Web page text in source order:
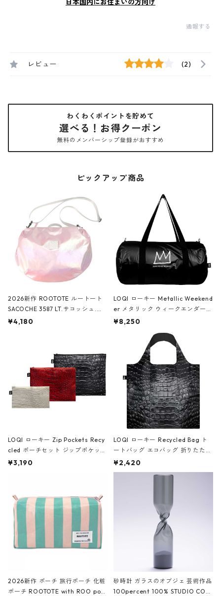
日本国内にお住まいの方向け
通報する
レビュー (2)
わくわくポイントを貯めて
選べる！お得クーポン
無料のメンバーシップ登録がおすすめ
ピックアップ商品
2026新作 ROOTOTE ルートート
SACOCHE 3587 LT.サコッシュ.ル
ミエ-B ショルダーバッグ グロスピ
¥4,180
LOQI ローキー Metallic Weekend
er メタリック ウィークエンダー
ボストンバッグ ショルダーバッグ
Black ジャン=ミッシェル・バスキ
ア/クラウン ブラック
¥8,250
LOQI ローキー Zip Pockets Recy
cled ポーチセット ジップポケット
ファスナーポーチ 撥水加工 トラベ
ーガンディー、オフホワイト
¥3,190
LOQI ローキー Recycled Bag ト
ートバッグ エコバッグ 折りたたみ
大きめ 撥水加工 収納ポーチ CRO
CODILE/Black クロコダイル/ブラ
¥2,420
2026新作 ポーチ 旅行ポーチ 化粧
ポーチ ROOTOTE with ROO pou
砂時計 ガラスのオブジェ 芸術作品
100percent 100% STUDIO COH